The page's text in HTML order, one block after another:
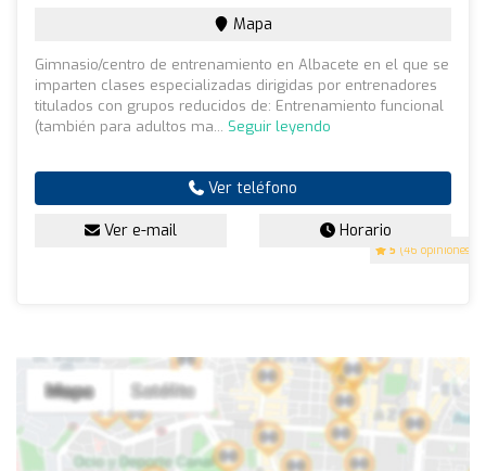
5 (46 opiniones)
Mapa
Gimnasio/centro de entrenamiento en Albacete en el que se
imparten clases especializadas dirigidas por entrenadores
titulados con grupos reducidos de: Entrenamiento funcional
(también para adultos ma... Seguir leyendo
Ver teléfono
Ver e-mail Horario